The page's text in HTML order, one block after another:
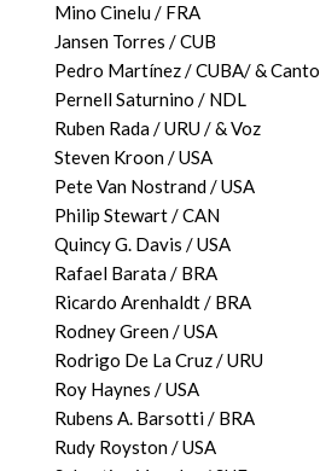
Mino Cinelu / FRA
Jansen Torres / CUB
Pedro Martínez / CUBA/ & Canto
Pernell Saturnino / NDL
Ruben Rada / URU / & Voz
Steven Kroon / USA
Pete Van Nostrand / USA
Philip Stewart / CAN
Quincy G. Davis / USA
Rafael Barata / BRA
Ricardo Arenhaldt / BRA
Rodney Green / USA
Rodrigo De La Cruz / URU
Roy Haynes / USA
Rubens A. Barsotti / BRA
Rudy Royston / USA